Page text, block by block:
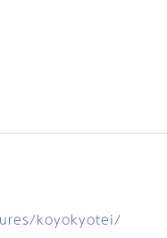
koyokyotei/